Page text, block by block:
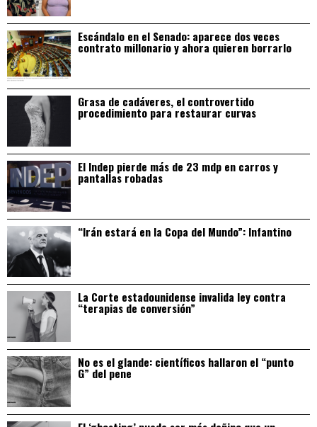
Escándalo en el Senado: aparece dos veces
contrato millonario y ahora quieren borrarlo
Grasa de cadáveres, el controvertido
procedimiento para restaurar curvas
El Indep pierde más de 23 mdp en carros y
pantallas robadas
“Irán estará en la Copa del Mundo”: Infantino
La Corte estadounidense invalida ley contra
“terapias de conversión”
No es el glande: científicos hallaron el “punto
G” del pene